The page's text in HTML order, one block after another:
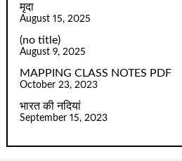
मृदा
August 15, 2025
(no title)
August 9, 2025
MAPPING CLASS NOTES PDF
October 23, 2023
भारत की नदियां
September 15, 2023